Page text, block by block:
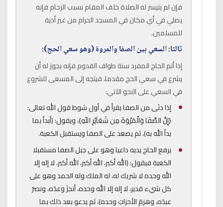
فإن لم يتيسر له الصلاة خلف المقام بسبب الزحام فإنه
يصلي في أي مكان في المسجد الحرام من غير أذية
للمسلمين.
ثالثا: السعي بين الصفا والمروة (وهو سعي الحج):
إذا أتم الحاج المفرد سنة طواف القدوم فإنه يجوز له أن
يشرع في سعي الحج مقدما، فيتجه إلى المسعى للشروع
في السعي على النحو الآتي:
إذا دنَى من الصفا يقرأ في أول شوط قول الله تعالى:
{إِنَّ الصَّفَا وَالْمَرْوَةَ مِن شَعَآئِرِ اللّهِ}، ويقول: (أبدأ بما
بدأ الله به)، ثم يصعد على الصفا ويستقبل الكعبة.
يرفع الحاج يديه داعيا وهو على جبل الصفا مستقبلا
الكعبة فيقول: (الله أكبر، الله أكبر، الله أكبر، لا إله إلا
الله وحده لا شريك له، له الملك وله الحمد وهو على
كل شيء قدير، لا إله إلا الله وحده، أنجزَ وعدَه، ونصرَ
عبدَه، وهزمَ الأحزابَ وحده)، ثم يدعو بعد ذلك بما